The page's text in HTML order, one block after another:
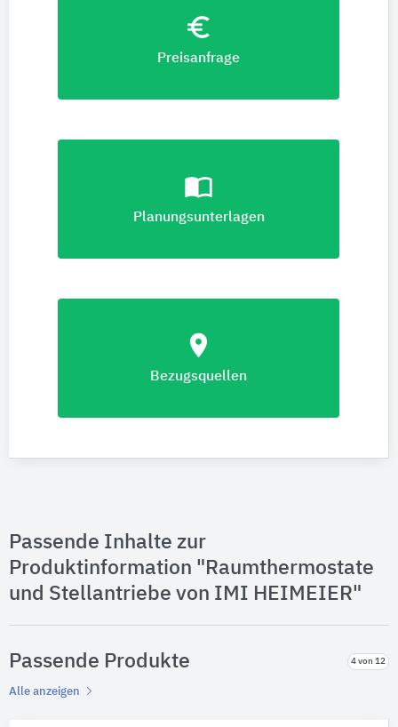
euro_symbol
Preisanfrage
import_contacts
Planungsunterlagen
location_on
Bezugsquellen
Passende Inhalte zur
Produktinformation "Raumthermostate
und Stellantriebe von IMI HEIMEIER"
Passende Produkte 4 von 12
Alle anzeigen